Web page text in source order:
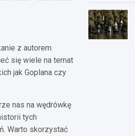
z autorem
się wiele na temat
jak Goplana czy
nas na wędrówkę
tych
Warto skorzystać